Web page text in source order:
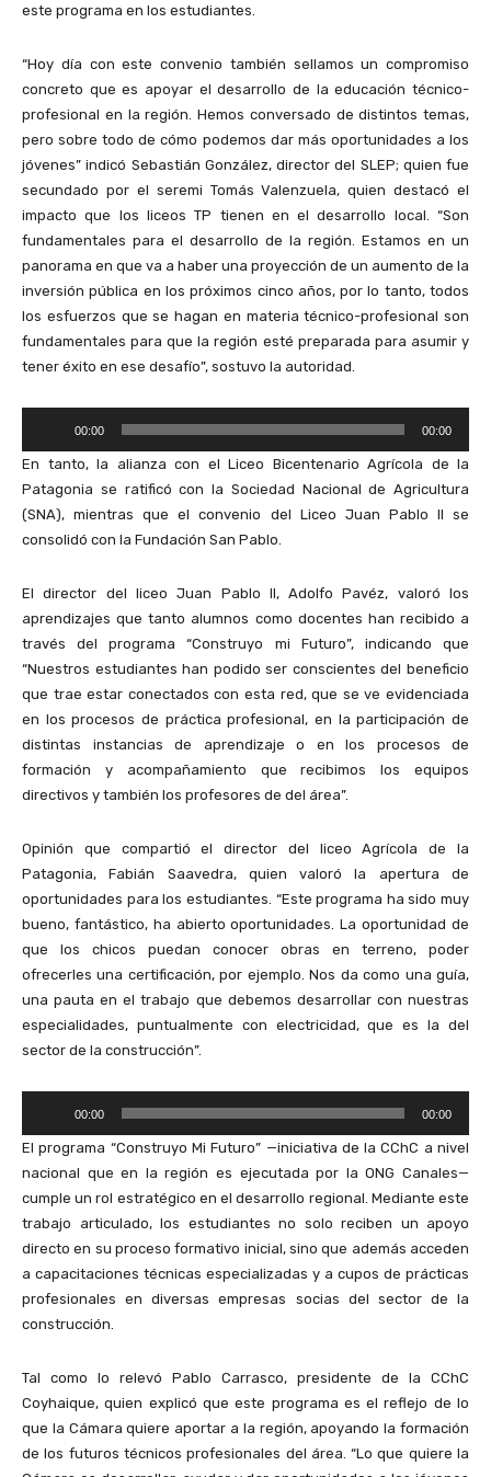
este programa en los estudiantes.
“Hoy día con este convenio también sellamos un compromiso
concreto que es apoyar el desarrollo de la educación técnico-
profesional en la región. Hemos conversado de distintos temas,
pero sobre todo de cómo podemos dar más oportunidades a los
jóvenes” indicó Sebastián González, director del SLEP; quien fue
secundado por el seremi Tomás Valenzuela, quien destacó el
impacto que los liceos TP tienen en el desarrollo local. “Son
fundamentales para el desarrollo de la región. Estamos en un
panorama en que va a haber una proyección de un aumento de la
inversión pública en los próximos cinco años, por lo tanto, todos
los esfuerzos que se hagan en materia técnico-profesional son
fundamentales para que la región esté preparada para asumir y
tener éxito en ese desafío”, sostuvo la autoridad.
p
r
o
d
c
t
o
r
d
e
A
u
d
o
00:00 00:00
En tanto, la alianza con el Liceo Bicentenario Agrícola de la
Patagonia se ratificó con la Sociedad Nacional de Agricultura
(SNA), mientras que el convenio del Liceo Juan Pablo II se
consolidó con la Fundación San Pablo.
El director del liceo Juan Pablo II, Adolfo Pavéz, valoró los
aprendizajes que tanto alumnos como docentes han recibido a
través del programa “Construyo mi Futuro”, indicando que
“Nuestros estudiantes han podido ser conscientes del beneficio
que trae estar conectados con esta red, que se ve evidenciada
en los procesos de práctica profesional, en la participación de
distintas instancias de aprendizaje o en los procesos de
formación y acompañamiento que recibimos los equipos
directivos y también los profesores de del área”.
Opinión que compartió el director del liceo Agrícola de la
Patagonia, Fabián Saavedra, quien valoró la apertura de
oportunidades para los estudiantes. “Este programa ha sido muy
bueno, fantástico, ha abierto oportunidades. La oportunidad de
que los chicos puedan conocer obras en terreno, poder
ofrecerles una certificación, por ejemplo. Nos da como una guía,
una pauta en el trabajo que debemos desarrollar con nuestras
especialidades, puntualmente con electricidad, que es la del
sector de la construcción”.
p
r
o
d
u
c
t
o
d
e
A
u
00:00 00:00
El programa “Construyo Mi Futuro” —iniciativa de la CChC a nivel
nacional que en la región es ejecutada por la ONG Canales—
cumple un rol estratégico en el desarrollo regional. Mediante este
trabajo articulado, los estudiantes no solo reciben un apoyo
directo en su proceso formativo inicial, sino que además acceden
a capacitaciones técnicas especializadas y a cupos de prácticas
profesionales en diversas empresas socias del sector de la
construcción.
Tal como lo relevó Pablo Carrasco, presidente de la CChC
Coyhaique, quien explicó que este programa es el reflejo de lo
que la Cámara quiere aportar a la región, apoyando la formación
de los futuros técnicos profesionales del área. “Lo que quiere la